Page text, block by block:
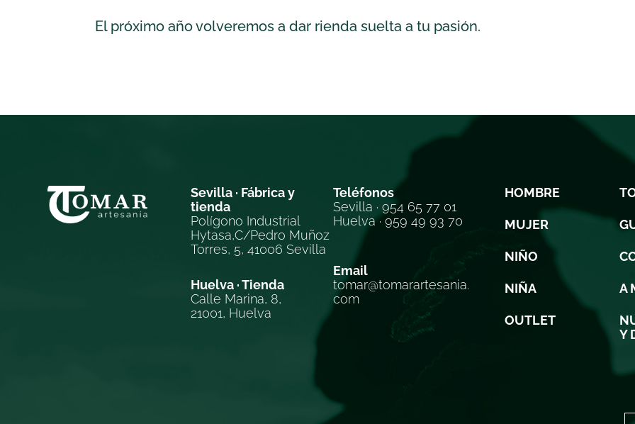
El próximo año volveremos a dar rienda suelta a tu pasión.
Sevilla · Fábrica y
tienda
Polígono Industrial
Hytasa,C/Pedro Muñoz
Torres, 5, 41006 Sevilla
Huelva · Tienda
Calle Marina, 8,
21001, Huelva
Teléfonos
Sevilla · 954 65 77 01
Huelva · 959 49 93 70
Email
tomar@tomarartesania.
com
HOMBRE
MUJER
NIÑO
NIÑA
OUTLET
A
Y